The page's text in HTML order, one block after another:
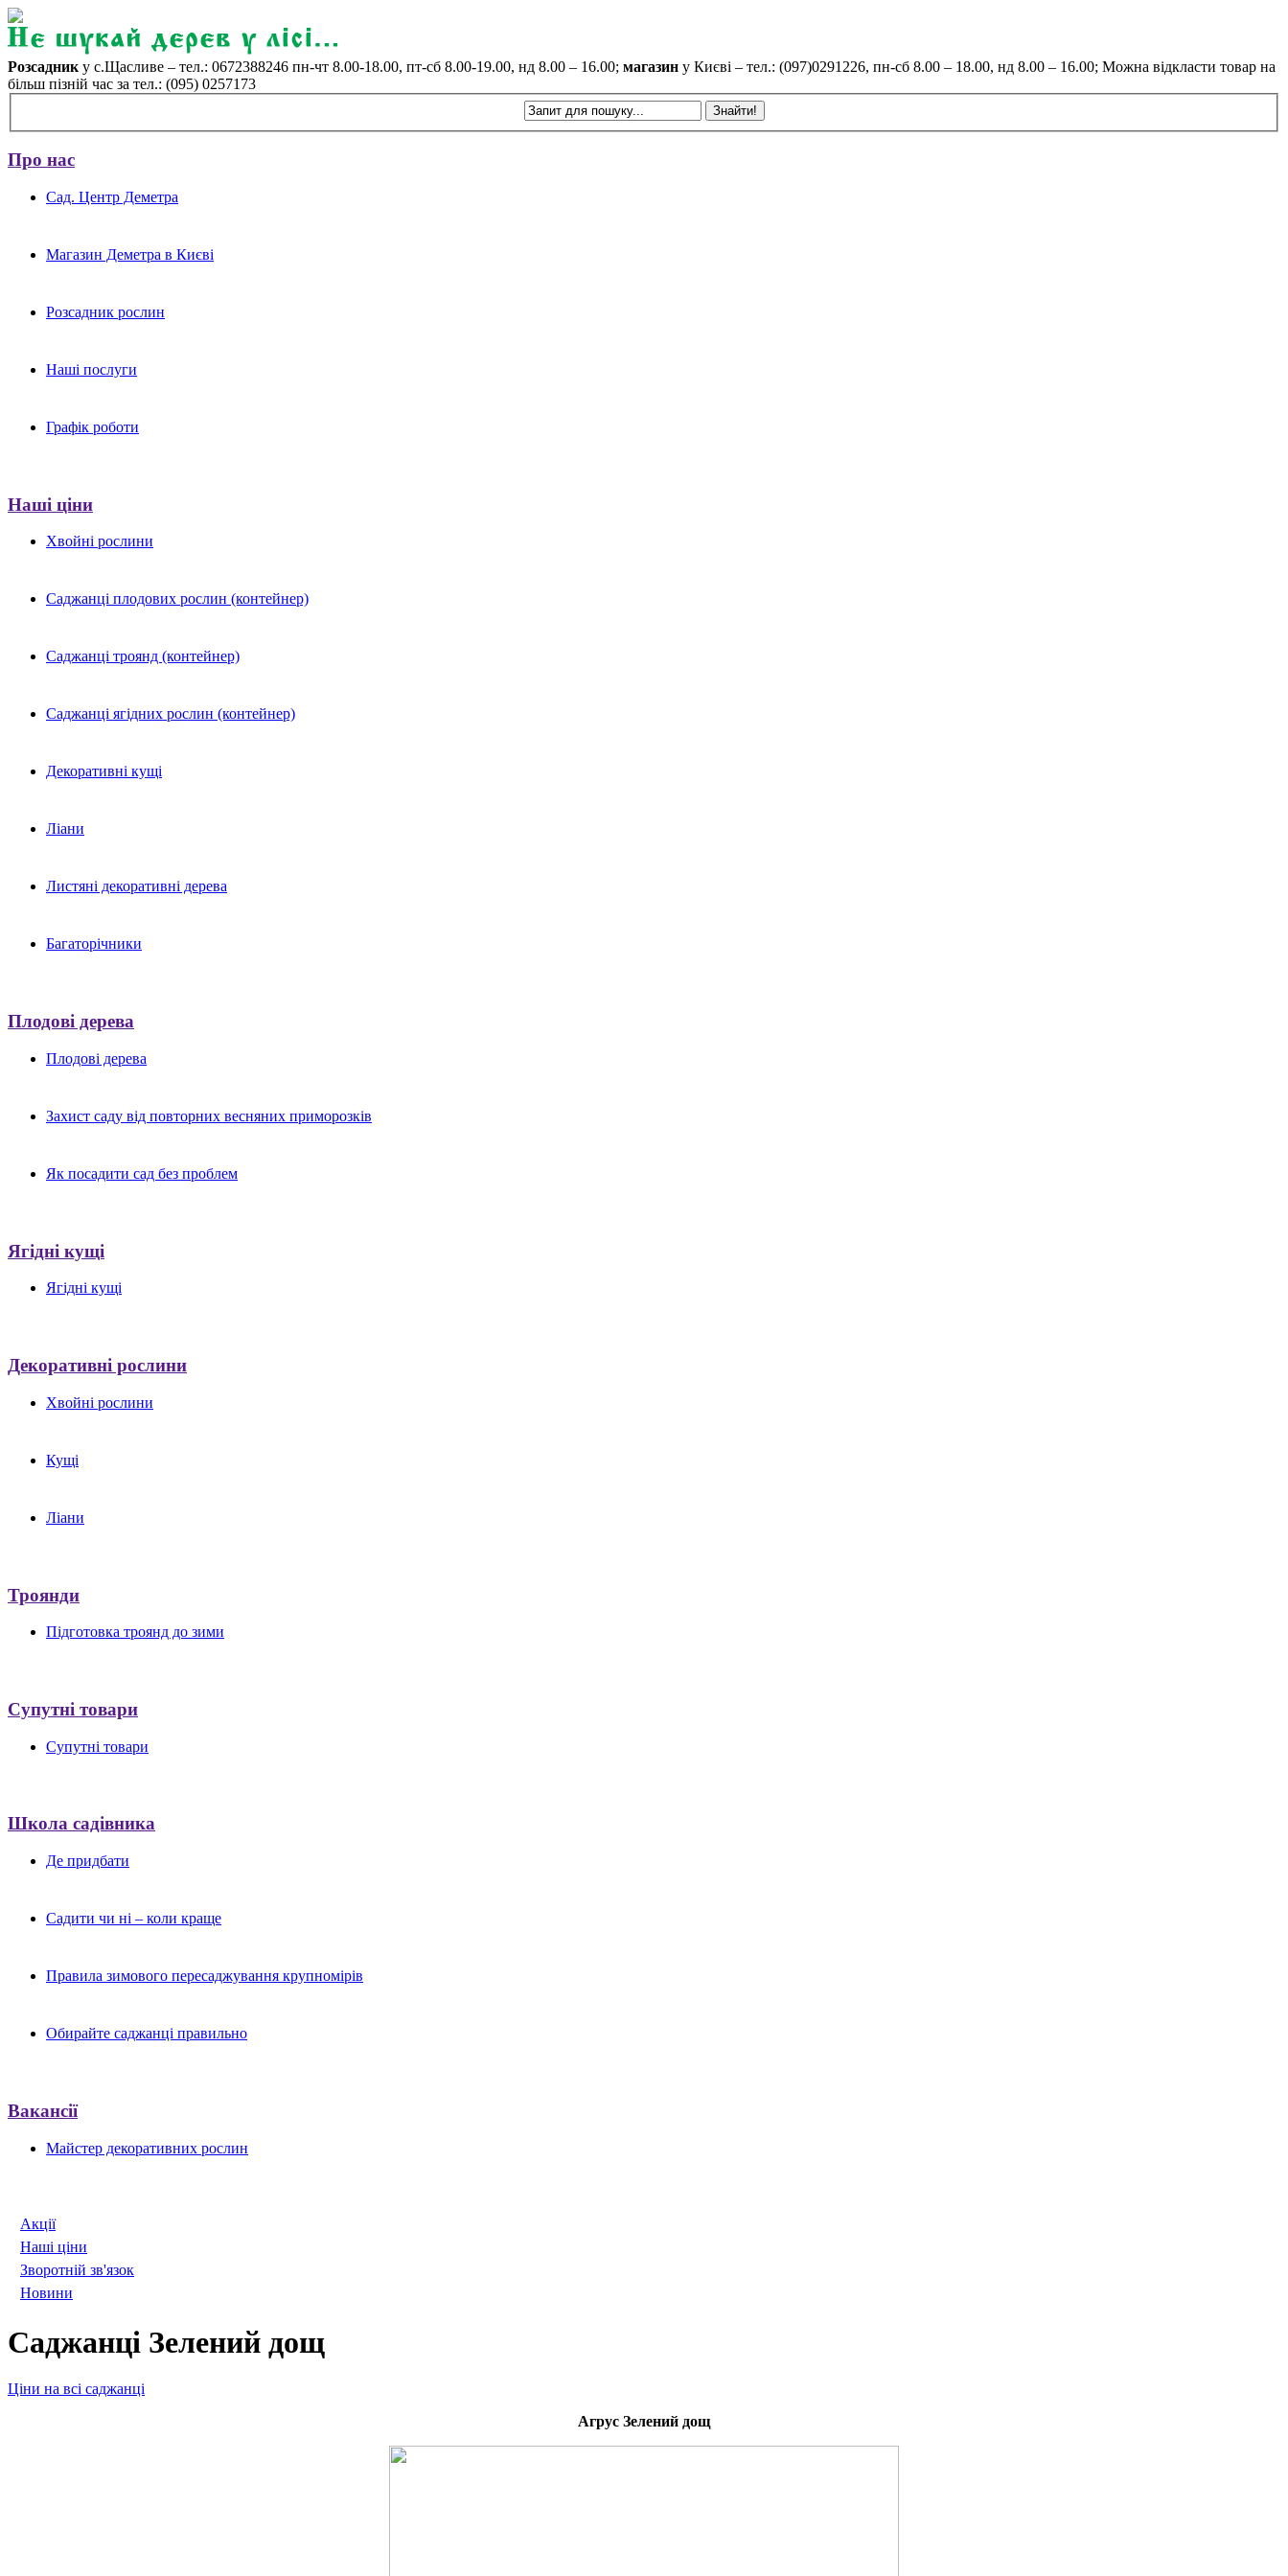
Розсадник у с.Щасливе – тел.: 0672388246 пн-чт 8.00-18.00, пт-сб 8.00-19.00, нд 8.00 – 16.00; магазин у Києві – тел.: (097)0291226, пн-сб 8.00 – 18.00, нд 8.00 – 16.00; Можна відкласти товар на
більш пізній час за тел.: (095) 0257173
Про нас
Сад. Центр Деметра
Магазин Деметра в Києві
Розсадник рослин
Наші послуги
Графік роботи
Наші ціни
Хвойні рослини
Саджанці плодових рослин (контейнер)
Саджанці троянд (контейнер)
Саджанці ягідних рослин (контейнер)
Декоративні кущі
Ліани
Листяні декоративні дерева
Багаторічники
Плодові дерева
Плодові дерева
Захист саду від повторних весняних приморозків
Як посадити сад без проблем
Ягідні кущі
Ягідні кущі
Декоративні рослини
Хвойні рослини
Кущі
Ліани
Троянди
Підготовка троянд до зими
Супутні товари
Супутні товари
Школа садівника
Де придбати
Садити чи ні – коли краще
Правила зимового пересаджування крупномірів
Обирайте саджанці правильно
Вакансії
Майстер декоративних рослин
Акції
Наші ціни
Зворотній зв'язок
Новини
Саджанці Зелений дощ
Ціни на всі саджанці
Агрус Зелений дощ